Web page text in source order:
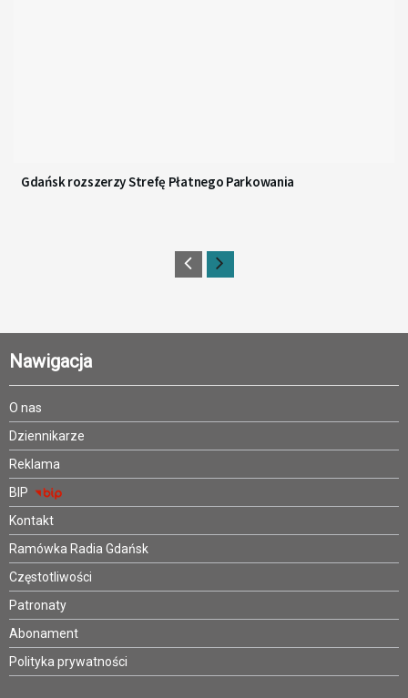
Gdańsk rozszerzy Strefę Płatnego Parkowania
Nawigacja
O nas
Dziennikarze
Reklama
BIP
Kontakt
Ramówka Radia Gdańsk
Częstotliwości
Patronaty
Abonament
Polityka prywatności